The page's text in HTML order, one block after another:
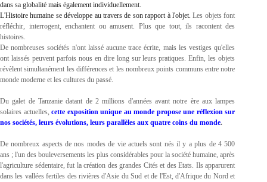
dans sa globalité mais également individuellement.
L'Histoire humaine se développe au travers de son rapport à l'objet.Les objets font
réfléchir, interrogent, enchantent ou amusent. Plus que tout, ils racontent des
histoires.
De nombreuses sociétés n'ont laissé aucune trace écrite, mais les vestiges qu'elles
ont laissés peuvent parfois nous en dire long sur leurs pratiques. Enfin, les objets
révèlent simultanément les différences et les nombreux points communs entre notre
monde moderne et les cultures du passé.
Du galet de Tanzanie datant de 2 millions d'années avant notre ère aux lampes
solaires actuelles,cette exposition unique au monde propose une réflexion sur
nos sociétés, leurs évolutions, leurs parallèles aux quatre coins du monde.
De nombreux aspects de nos modes de vie actuels sont nés il y a plus de 4 500
ans ; l'un des bouleversements les plus considérables pour la société humaine, après
l'agriculture sédentaire, fut la création des grandes Cités et des Etats. Ils apparurent
dans les vallées fertiles des rivières d'Asie du Sud et de l'Est, d'Afrique du Nord et